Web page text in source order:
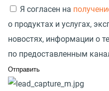
Я согласен на
о продуктах и услугах,
новостях, информации о
по предоставленным